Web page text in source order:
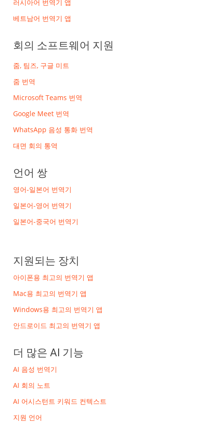
러시아어 번역기 앱
베트남어 번역기 앱
회의 소프트웨어 지원
줌, 팀즈, 구글 미트
줌 번역
Microsoft Teams 번역
Google Meet 번역
WhatsApp 음성 통화 번역
대면 회의 통역
언어 쌍
영어-일본어 번역기
일본어-영어 번역기
일본어-중국어 번역기
지원되는 장치
아이폰용 최고의 번역기 앱
Mac용 최고의 번역기 앱
Windows용 최고의 번역기 앱
안드로이드 최고의 번역기 앱
더 많은 AI 기능
AI 음성 번역기
AI 회의 노트
AI 어시스턴트 키워드 컨텍스트
지원 언어